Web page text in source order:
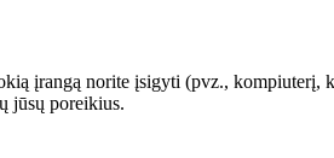
įrangą norite įsigyti (pvz., kompiuterį,
jūsų poreikius.